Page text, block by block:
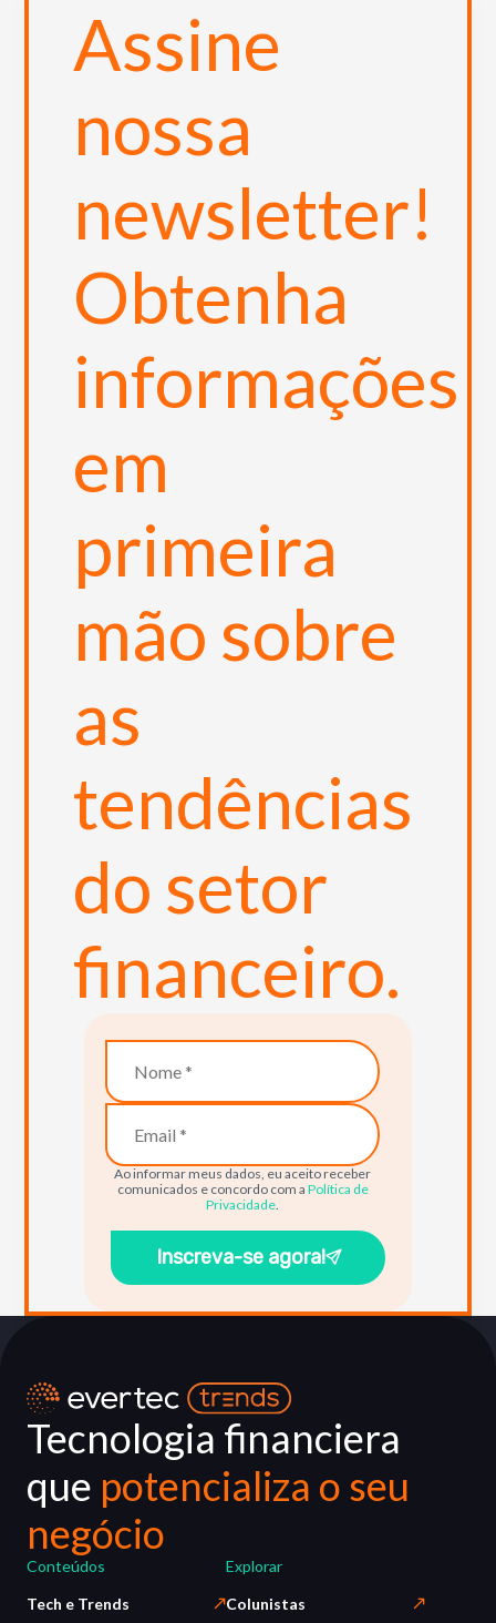
Assine
nossa
newsletter!
Obtenha
informações
em
primeira
mão sobre
as
tendências
do setor
financeiro.
Ao informar meus dados, eu aceito receber
comunicados e concordo com a Política de
Privacidade.
Inscreva-se agora!
Tecnologia financiera
que potencializa o seu
negócio
Conteúdos
Tech e Trends
Explorar
Colunistas